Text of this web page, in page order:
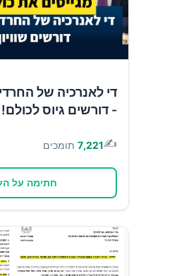
די לאנרכיה של
- דורשים גיוס לכולם!
✍️
7,221 תומכים
חתימה על